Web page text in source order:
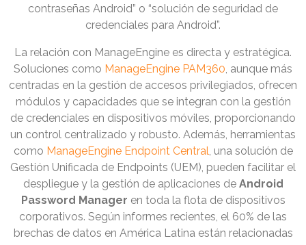
contraseñas Android” o “solución de seguridad de
credenciales para Android”.
La relación con ManageEngine es directa y estratégica.
Soluciones como ManageEngine PAM360, aunque más
centradas en la gestión de accesos privilegiados, ofrecen
módulos y capacidades que se integran con la gestión
de credenciales en dispositivos móviles, proporcionando
un control centralizado y robusto. Además, herramientas
como ManageEngine Endpoint Central, una solución de
Gestión Unificada de Endpoints (UEM), pueden facilitar el
despliegue y la gestión de aplicaciones de Android
Password Manager en toda la flota de dispositivos
corporativos. Según informes recientes, el 60% de las
brechas de datos en América Latina están relacionadas